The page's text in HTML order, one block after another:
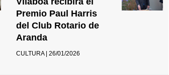
Premio Paul Harris
del Club Rotario de
Aranda
CULTURA | 26/01/2026